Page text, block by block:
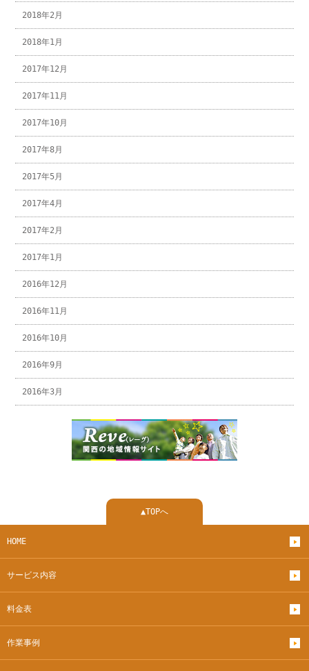
2018年2月
2018年1月
2017年12月
2017年11月
2017年10月
2017年8月
2017年5月
2017年4月
2017年2月
2017年1月
2016年12月
2016年11月
2016年10月
2016年9月
2016年3月
▲TOPへ
HOME
サービス内容
料金表
作業事例